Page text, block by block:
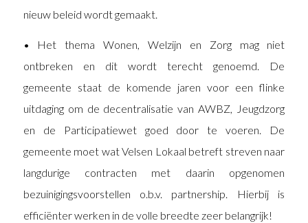
nieuw beleid wordt gemaakt.
• Het thema Wonen, Welzijn en Zorg mag niet
ontbreken en dit wordt terecht genoemd. De
gemeente staat de komende jaren voor een flinke
uitdaging om de decentralisatie van AWBZ, Jeugdzorg
en de Participatiewet goed door te voeren. De
gemeente moet wat Velsen Lokaal betreft streven naar
langdurige contracten met daarin opgenomen
bezuinigingsvoorstellen o.b.v. partnership. Hierbij is
efficiënter werken in de volle breedte zeer belangrijk!